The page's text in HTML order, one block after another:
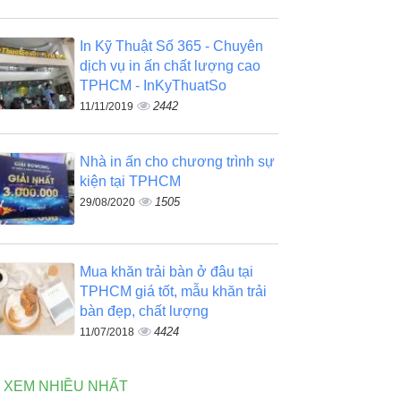
In Kỹ Thuật Số 365 - Chuyên
dịch vụ in ấn chất lượng cao
TPHCM - InKyThuatSo
11/11/2019 2442
Nhà in ấn cho chương trình sự
kiện tại TPHCM
29/08/2020 1505
Mua khăn trải bàn ở đâu tại
TPHCM giá tốt, mẫu khăn trải
bàn đẹp, chất lượng
11/07/2018 4424
XEM NHIỀU NHẤT